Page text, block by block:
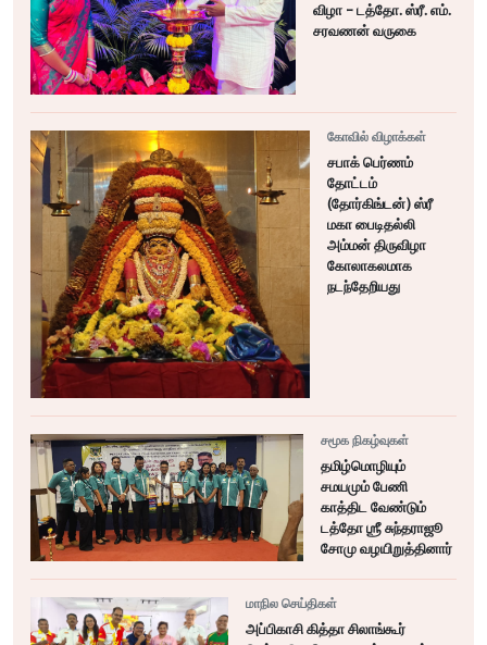
விழா - டத்தோ. ஸ்ரீ. எம்.
சரவணன் வருகை
கோவில் விழாக்கள்
சபாக் பெர்ணம்
தோட்டம்
(தோர்கிங்டன்) ஸ்ரீ
மகா பைடிதல்லி
அம்மன் திருவிழா
கோலாகலமாக
நடந்தேறியது
சமூக நிகழ்வுகள்
தமிழ்மொழியும்
சமயமும் பேணி
காத்திட வேண்டும்
டத்தோ ஶ்ரீ சுந்தராஜூ
சோமு வழயிறுத்தினார்
மாநில செய்திகள்
அப்பிகாசி கித்தா சிலாங்கூர்